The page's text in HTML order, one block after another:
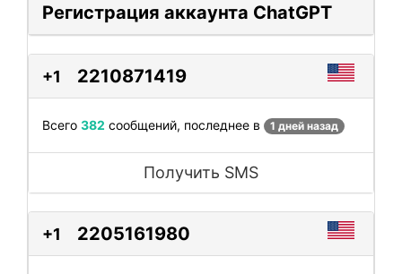
Регистрация аккаунта ChatGPT
+1 2210871419
Всего 382 сообщений, последнее в 1 дней назад
Получить SMS
+1 2205161980